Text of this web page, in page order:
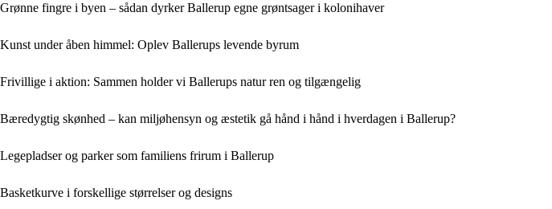
Grønne fingre i byen – sådan dyrker Ballerup egne grøntsager i kolonihaver
Kunst under åben himmel: Oplev Ballerups levende byrum
Frivillige i aktion: Sammen holder vi Ballerups natur ren og tilgængelig
Bæredygtig skønhed – kan miljøhensyn og æstetik gå hånd i hånd i hverdagen i Ballerup?
Legepladser og parker som familiens frirum i Ballerup
Basketkurve i forskellige størrelser og designs